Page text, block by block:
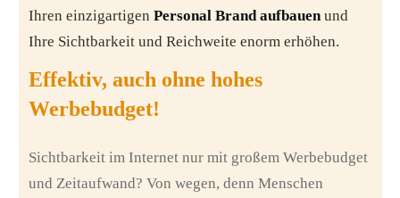
Ihren einzigartigen Personal Brand aufbauen und
Ihre Sichtbarkeit und Reichweite enorm erhöhen.
Effektiv, auch ohne hohes
Werbebudget!
Sichtbarkeit im Internet nur mit großem Werbebudget
und Zeitaufwand? Von wegen, denn Menschen